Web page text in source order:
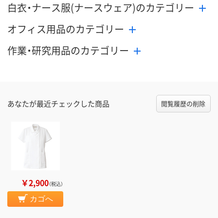
白衣・ナース服(ナースウェア)のカテゴリー
オフィス用品のカテゴリー
作業・研究用品のカテゴリー
あなたが最近チェックした商品 閲覧履歴の削除
￥2,900（税込）
カゴへ